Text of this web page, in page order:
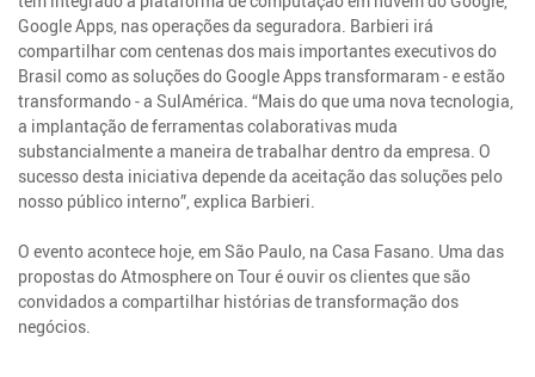
Google Apps, nas operações da seguradora. Barbieri irá
compartilhar com centenas dos mais importantes executivos do
Brasil como as soluções do Google Apps transformaram - e estão
transformando - a SulAmérica. “Mais do que uma nova tecnologia,
a implantação de ferramentas colaborativas muda
substancialmente a maneira de trabalhar dentro da empresa. O
sucesso desta iniciativa depende da aceitação das soluções pelo
nosso público interno”, explica Barbieri.
O evento acontece hoje, em São Paulo, na Casa Fasano. Uma das
propostas do Atmosphere on Tour é ouvir os clientes que são
convidados a compartilhar histórias de transformação dos
negócios.